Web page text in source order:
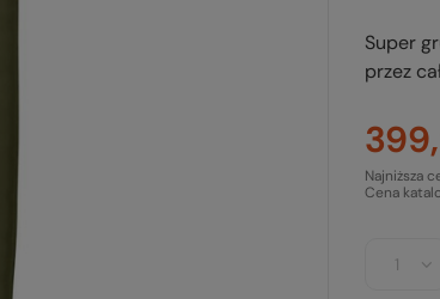
Super
przez
Cena
Najniższa